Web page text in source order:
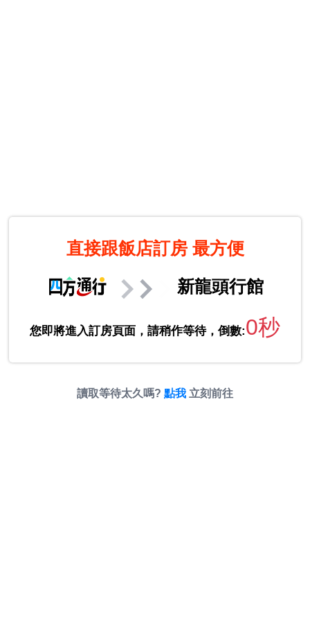
直接跟飯店訂房 最方便
新龍頭行館
您即將進入訂房頁面，請稍作等待，倒數:0秒
讀取等待太久嗎? 點我 立刻前往